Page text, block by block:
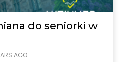
do seniorki w
AGO